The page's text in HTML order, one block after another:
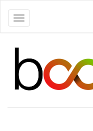
Alternar navegación